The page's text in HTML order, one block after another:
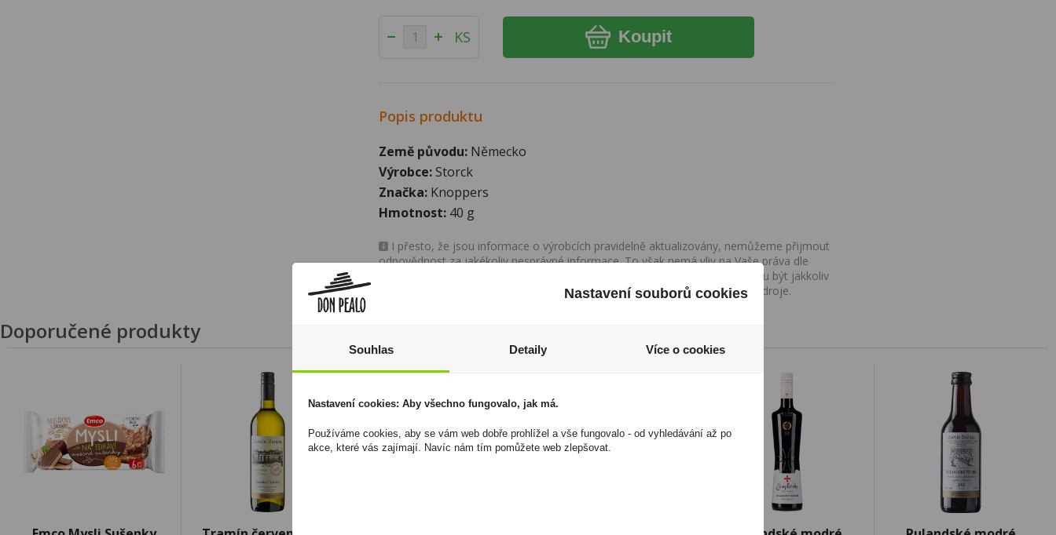
KS Koupit
Popis produktu
Země původu: Německo
Výrobce:Storck
Značka: Knoppers
Hmotnost: 40 g
I přesto, že jsou informace o výrobcích pravidelně aktualizovány, nemůžeme přijmout
odpovědnost za jakékoliv nesprávné informace. To však nemá vliv na Vaše práva dle
zákona. Tyto informace jsou podávány pouze pro osobní použití a nemohou být jakkoliv
kopírovány bez předchozího souhlasu DonPealo ani bez řádného uvedení zdroje.
Doporučené produkty
Nastavení souborů cookies
Souhlas Detaily Více o cookies
Nastavení cookies: Aby všechno fungovalo, jak má.
Používáme cookies, aby se vám web dobře prohlížel a vše fungovalo - od vyhledávání až po
akce, které vás zajímají. Navíc nám tím pomůžete web zlepšovat.